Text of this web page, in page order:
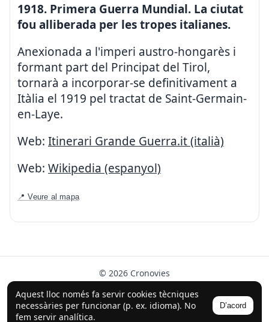
Aquest lloc només fa servir cookies tècniques
necessàries per funcionar (p. ex. idioma). No
fem servir analítica.
D’acord
1918. Primera Guerra Mundial. La ciutat
fou alliberada per les tropes italianes.
Anexionada a l'imperi austro-hongarès i
formant part del Principat del Tirol,
tornarà a incorporar-se definitivament a
Itàlia el 1919 pel tractat de Saint-Germain-
en-Laye.
Web: Itinerari Grande Guerra.it (italià)
Web: Wikipedia (espanyol)
📍 Veure al mapa
© 2026 Cronovies
Història als carrers · Desenvolupat amb l’ajuda de la IA
(ChatGPT).
Segueix-nos a Instagram